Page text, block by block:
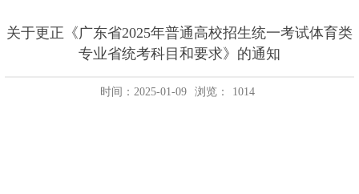
关于更正《广东省2025年普通高校招生统一考试体育类
专业省统考科目和要求》的通知
时间：2025-01-09 浏览： 1014